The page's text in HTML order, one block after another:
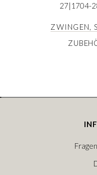
27|1704-
ZWINGEN,